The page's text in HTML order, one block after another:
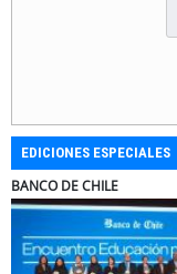
EDICIONES ESPECIALES